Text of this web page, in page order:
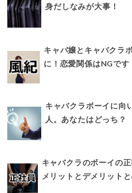
身だしなみが大事！
キャバ嬢とキャバクラ
に！恋愛関係はNGです
キャバクラボーイに向
人。あなたはどっち？
キャバクラのボーイの
メリットとデメリットと